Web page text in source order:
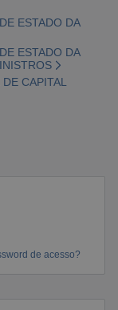
ESTADO DA
ESTADO DA
CAPITAL
de acesso?